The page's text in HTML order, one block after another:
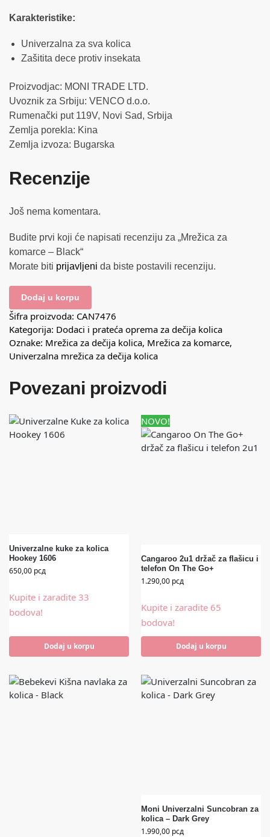
Karakteristike:
Univerzalna za sva kolica
Zašitita dece protiv insekata
Proizvodjac: MONI TRADE LTD.
Uvoznik za Srbiju: VENCO d.o.o.
Rumenački put 119V, Novi Sad, Srbija
Zemlja porekla: Kina
Zemlja izvoza: Bugarska
Recenzije
Još nema komentara.
Budite prvi koji će napisati recenziju za „Mrežica za
komarce – Black“
Morate biti prijavljeni da biste postavili recenziju.
Dodaj u korpu
Šifra proizvoda: CAN7476
Kategorija: Dodaci i prateća oprema za dečija kolica
Oznake: Mrežica za dečija kolica, Mrežica za komarce,
Univerzalna mrežica za dečija kolica
Povezani proizvodi
Univerzalne kuke za kolica
Hookey 1606
650,00 рсд
Kupite i zaradite 33
bodova!
Dodaj u korpu
NOVO!
Cangaroo 2u1 držač za flašicu i
telefon On The Go+
1.290,00 рсд
Kupite i zaradite 65
bodova!
Dodaj u korpu
Moni Univerzalni Suncobran za
kolica – Dark Grey
1.990,00 рсд